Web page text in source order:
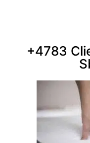
+4783